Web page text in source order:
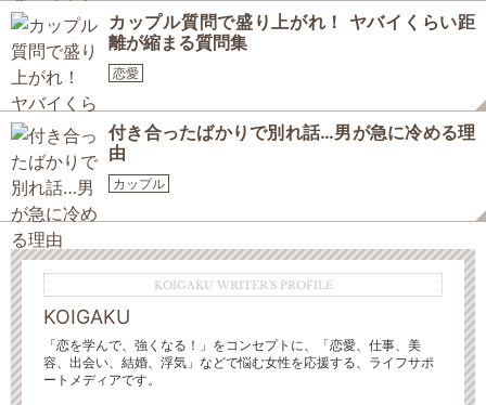
カップル質問で盛り上がれ！ ヤバイくらい距
離が縮まる質問集
恋愛
付き合ったばかりで別れ話…男が急に冷める理
由
カップル
KOIGAKU WRITER'S PROFILE
KOIGAKU
「恋を学んで、強くなる！」をコンセプトに、「恋愛、仕事、美
容、出会い、結婚、浮気」などで悩む女性を応援する、ライフサポ
ートメディアです。